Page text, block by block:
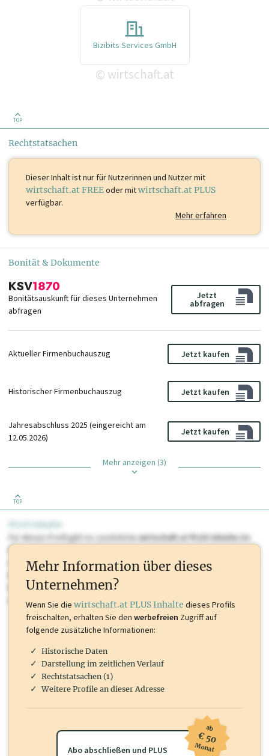
Bizibits Services GmbH
© wirtschaft.at
TOP
Rechtstatsachen
Dieser Inhalt istnur für Nutzerinnen und Nutzer mit
wirtschaft.at FREEoder mitwirtschaft.at PLUS
verfügbar.
Mehr erfahren
Bonität & Dokumente
Bonitätsauskunft für dieses Unternehmen
abfragen
Jetzt
abfragen
Aktueller Firmenbuchauszug Jetzt kaufen
Historischer Firmenbuchauszug Jetzt kaufen
Jahresabschluss 2025 (eingereicht am
12.05.2026)
Jetzt kaufen
Mehr anzeigen (3)
TOP
PLUS Inhalte
Für dieses Profil gibt es zusätzlichewirtschaft.at PLUS Inhaltedie
Sie momentan nicht einsehen können. Schalten Sie dieses Profil frei
oder loggen Sie sich ein um diese Inhalte zu sehen. wirtschaft.at PLUS
Marken, Patente, Rechtstatsachen, OTS-Aussendungen, und viele
mehr.
Mehr Information über dieses
Unternehmen?
Wenn Sie die wirtschaft.at PLUS Inhalte dieses Profils
freischalten, erhalten Sie den werbefreien Zugriff auf
folgende zusätzliche Informationen:
Historische Daten
Darstellung im zeitlichen Verlauf
Rechtstatsachen (1)
Weitere Profile an dieser Adresse
Abo abschließen und PLUS
ab
€ 50
Monat